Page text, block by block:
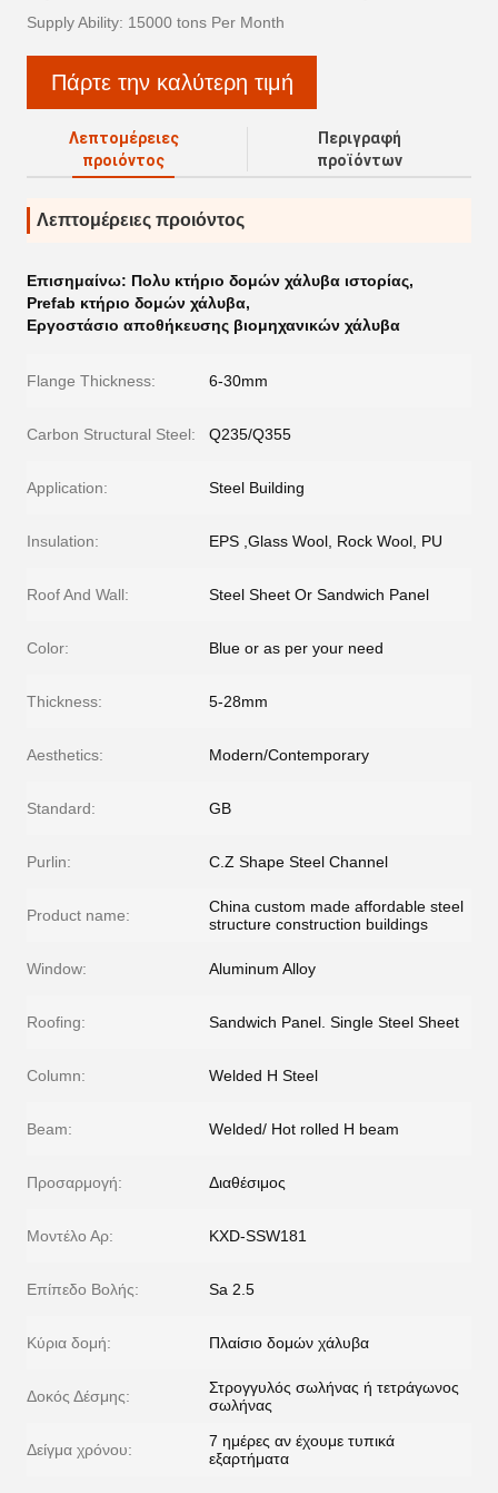
Supply Ability: 15000 tons Per Month
Πάρτε την καλύτερη τιμή
Λεπτομέρειες
προιόντος
Περιγραφή
προϊόντων
Λεπτομέρειες προιόντος
Επισημαίνω: Πολυ κτήριο δομών χάλυβα ιστορίας,
Prefab κτήριο δομών χάλυβα,
Εργοστάσιο αποθήκευσης βιομηχανικών χάλυβα
Flange Thickness: 6-30mm
Carbon Structural Steel: Q235/Q355
Application: Steel Building
Insulation: EPS ,Glass Wool, Rock Wool, PU
Roof And Wall: Steel Sheet Or Sandwich Panel
Color: Blue or as per your need
Thickness: 5-28mm
Aesthetics: Modern/Contemporary
Standard: GB
Purlin: C.Z Shape Steel Channel
Product name:
China custom made affordable steel
structure construction buildings
Window: Aluminum Alloy
Roofing: Sandwich Panel. Single Steel Sheet
Column: Welded H Steel
Beam: Welded/ Hot rolled H beam
Προσαρμογή: Διαθέσιμος
Μοντέλο Αρ: KXD-SSW181
Επίπεδο Βολής: Sa 2.5
Κύρια δομή: Πλαίσιο δομών χάλυβα
Δοκός Δέσμης:
Στρογγυλός σωλήνας ή τετράγωνος
σωλήνας
Δείγμα χρόνου:
7 ημέρες αν έχουμε τυπικά
εξαρτήματα